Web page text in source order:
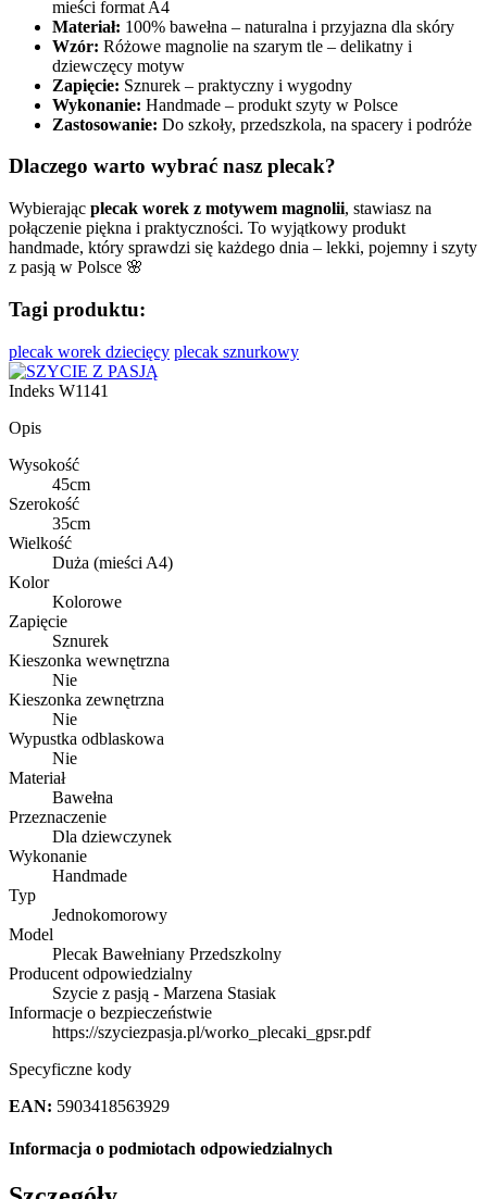
mieści format A4
Materiał: 100% bawełna – naturalna i przyjazna dla skóry
Wzór: Różowe magnolie na szarym tle – delikatny i
dziewczęcy motyw
Zapięcie: Sznurek – praktyczny i wygodny
Wykonanie: Handmade – produkt szyty w Polsce
Zastosowanie: Do szkoły, przedszkola, na spacery i podróże
Dlaczego warto wybrać nasz plecak?
Wybierając plecak worek z motywem magnolii, stawiasz na
połączenie piękna i praktyczności. To wyjątkowy produkt
handmade, który sprawdzi się każdego dnia – lekki, pojemny i szyty
z pasją w Polsce 🌸
Tagi produktu:
plecak worek dziecięcy plecak sznurkowy
Indeks W1141
Opis
Wysokość
45cm
Szerokość
35cm
Wielkość
Duża (mieści A4)
Kolor
Kolorowe
Zapięcie
Sznurek
Kieszonka wewnętrzna
Nie
Kieszonka zewnętrzna
Nie
Wypustka odblaskowa
Nie
Materiał
Bawełna
Przeznaczenie
Dla dziewczynek
Wykonanie
Handmade
Typ
Jednokomorowy
Model
Plecak Bawełniany Przedszkolny
Producent odpowiedzialny
Szycie z pasją - Marzena Stasiak
Informacje o bezpieczeństwie
https://szyciezpasja.pl/worko_plecaki_gpsr.pdf
Specyficzne kody
EAN: 5903418563929
Informacja o podmiotach odpowiedzialnych